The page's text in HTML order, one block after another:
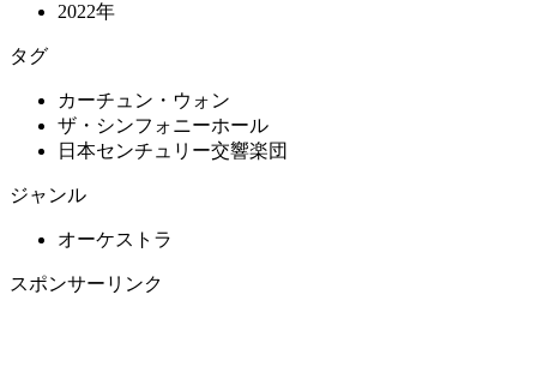
2022年
タグ
カーチュン・ウォン
ザ・シンフォニーホール
日本センチュリー交響楽団
ジャンル
オーケストラ
スポンサーリンク